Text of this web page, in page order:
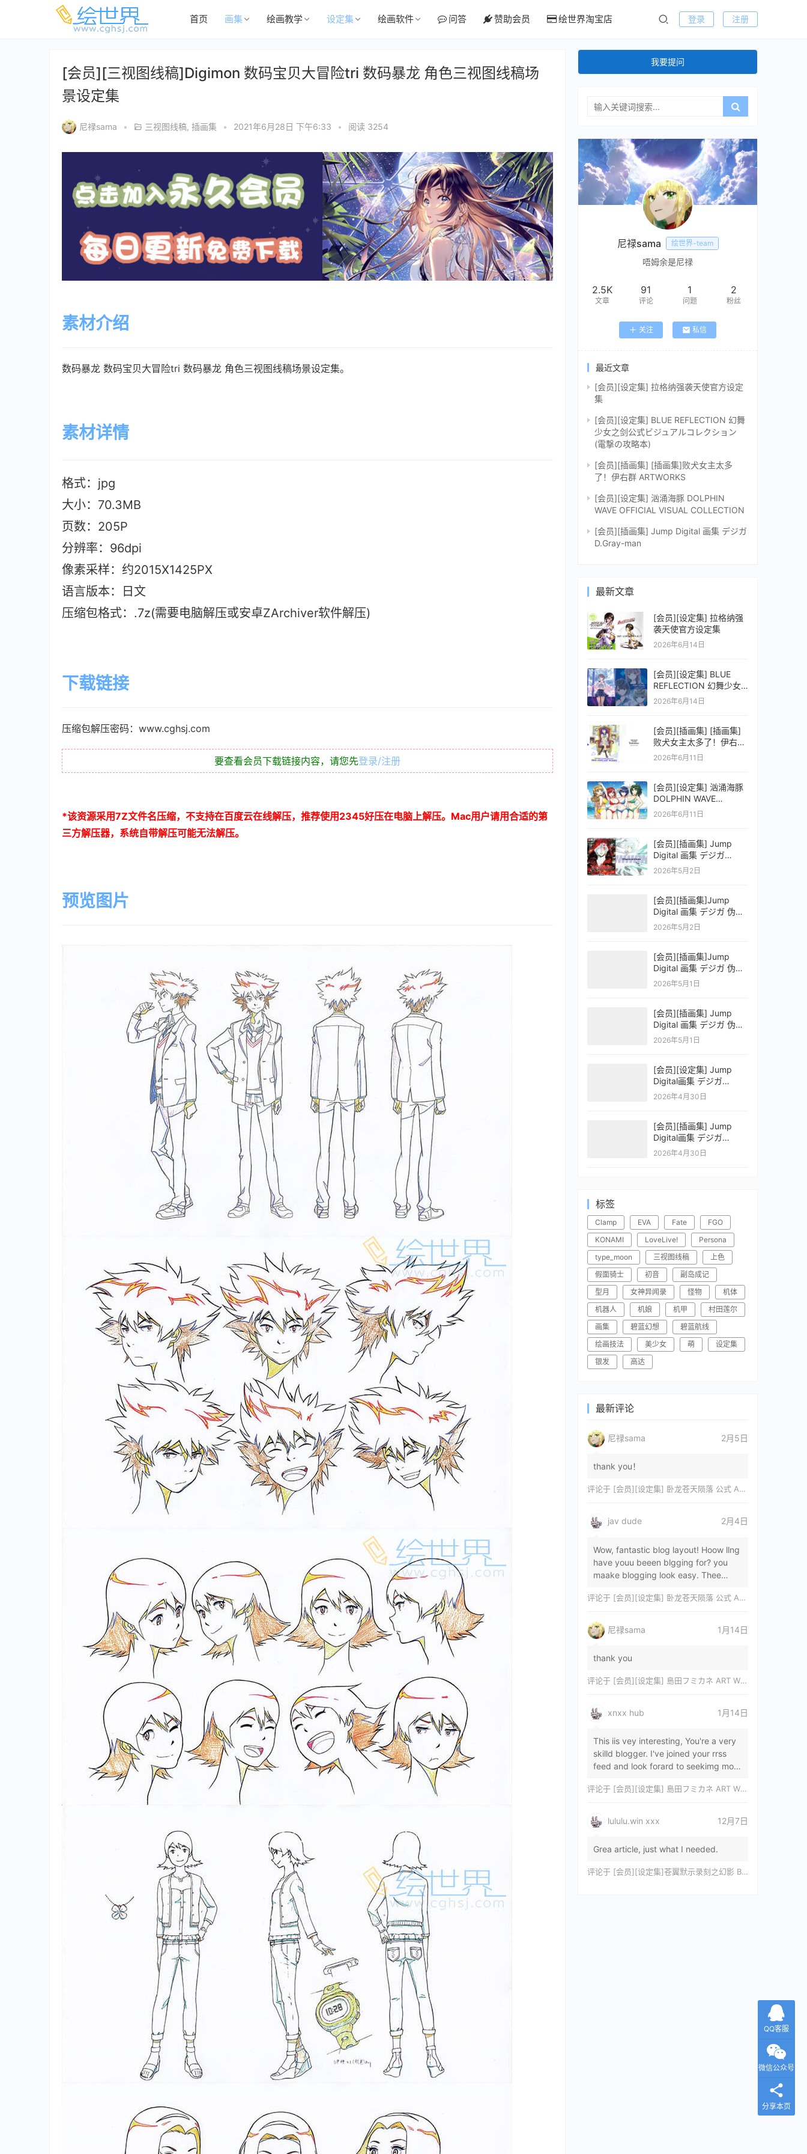
首页 画集 绘画教学 设定集 绘画软件 问答 赞助会员 绘世界淘宝店 登录 注册
[会员][三视图线稿]Digimon 数码宝贝大冒险tri 数码暴龙 角色三视图线稿场
景设定集
尼禄sama • 三视图线稿, 插画集 • 2021年6月28日 下午6:33 • 阅读 3254
素材介绍
数码暴龙 数码宝贝大冒险tri 数码暴龙 角色三视图线稿场景设定集。
素材详情
格式：jpg
大小：70.3MB
页数：205P
分辨率：96dpi
像素采样：约2015X1425PX
语言版本：日文
压缩包格式：.7z(需要电脑解压或安卓ZArchiver软件解压)
下载链接
压缩包解压密码：www.cghsj.com
要查看会员下载链接内容，请您先登录/注册
*该资源采用7Z文件名压缩，不支持在百度云在线解压，推荐使用 2345好压在电脑上解压。 Mac用户请用合适的第
三方解压器，系统自带解压可能无法解压。
预览图片
我要提问
尼禄sama 绘世界-team
唔姆余是尼禄
2.5K
文章
91
评论
1
问题
2
粉丝
关注 私信
最近文章
[会员][设定集] 拉格纳强袭天使官方设定
集
[会员][设定集] BLUE REFLECTION 幻舞
少女之剑公式ビジュアルコレクション
(電撃の攻略本)
[会员][插画集] [插画集]败犬女主太多
了！伊右群 ARTWORKS
[会员][设定集] 汹涌海豚 DOLPHIN
WAVE OFFICIAL VISUAL COLLECTION
[会员][插画集] Jump Digital 画集 デジガ
D.Gray-man
最新文章
[会员][设定集] 拉格纳强
袭天使官方设定集
2026年6月14日
[会员][设定集] BLUE
REFLECTION 幻舞少女
之剑公式ビジュアルコレ
2026年6月14日
[会员][插画集] [插画集]
败犬女主太多了！伊右群
ARTWORKS
2026年6月11日
[会员][设定集] 汹涌海豚
DOLPHIN WAVE
OFFICIAL VISUAL
2026年6月11日
[会员][插画集] Jump
Digital 画集 デジガ
D.Gray-man
2026年5月2日
[会员][插画集]Jump
Digital 画集 デジガ 伪恋
ニセコイ 3
2026年5月2日
[会员][插画集]Jump
Digital 画集 デジガ 伪恋
ニセコイ 2
2026年5月1日
[会员][插画集] Jump
Digital 画集 デジガ 伪恋
ニセコイ 1
2026年5月1日
[会员][设定集] Jump
Digital画集 デジガ
CLAYMORE 2
2026年4月30日
[会员][插画集] Jump
Digital画集 デジガ
CLAYMORE 1
2026年4月30日
标签
Clamp EVA Fate
FGO
KONAMI
LoveLive!
Persona
type_moon
三视图线稿
上色
假面骑士
初音
副岛成记
型月
女神异闻录 怪物
机体
机器人
机娘 机甲
村田莲尔
画集
碧蓝幻想
碧蓝航线
绘画技法
美少女 萌
设定集
银发
高达
最新评论
尼禄sama 2月5日
thank you！
评论于 [会员][设定集] 卧龙苍天陨落 公式 ARTWORKS[DL]
jav dude 2月4日
Wow, fantastic blog layout! Hoow llng
have youu beeen blgging for? you
maake blogging look easy. Thee
magnificent, let…
评论于 [会员][设定集] 卧龙苍天陨落 公式 ARTWORKS[DL]
尼禄sama 1月14日
thank you
评论于 [会员][设定集] 島田フミカネ ART WORKS EXTRA Luminous Witches[DL]
xnxx hub 1月14日
This iis vey interesting, You're a very
skilld blogger. I've joined your rrss
feed and look forard to seekimg mor
评论于 [会员][设定集] 島田フミカネ ART WORKS EXTRA Luminous Witches[DL]
lululu.win xxx 12月7日
Grea article, just what I needed.
评论于 [会员][设定集]苍翼默示录刻之幻影 BLAZBLUE CHRONOPHANTASMA 公式設定資料集II
QQ客服
微信公众号
分享本页